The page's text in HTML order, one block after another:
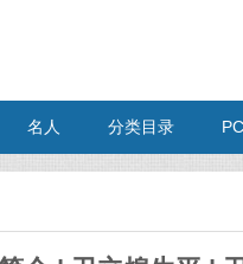
名人 分类目录